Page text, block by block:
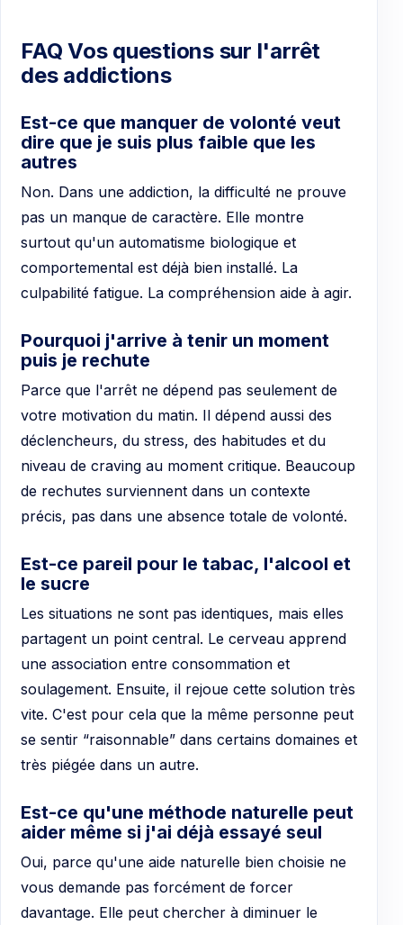
FAQ Vos questions sur l'arrêt
des addictions
Est-ce que manquer de volonté veut
dire que je suis plus faible que les
autres
Non. Dans une addiction, la difficulté ne prouve
pas un manque de caractère. Elle montre
surtout qu'un automatisme biologique et
comportemental est déjà bien installé. La
culpabilité fatigue. La compréhension aide à agir.
Pourquoi j'arrive à tenir un moment
puis je rechute
Parce que l'arrêt ne dépend pas seulement de
votre motivation du matin. Il dépend aussi des
déclencheurs, du stress, des habitudes et du
niveau de craving au moment critique. Beaucoup
de rechutes surviennent dans un contexte
précis, pas dans une absence totale de volonté.
Est-ce pareil pour le tabac, l'alcool et
le sucre
Les situations ne sont pas identiques, mais elles
partagent un point central. Le cerveau apprend
une association entre consommation et
soulagement. Ensuite, il rejoue cette solution très
vite. C'est pour cela que la même personne peut
se sentir “raisonnable” dans certains domaines et
très piégée dans un autre.
Est-ce qu'une méthode naturelle peut
aider même si j'ai déjà essayé seul
Oui, parce qu'une aide naturelle bien choisie ne
vous demande pas forcément de forcer
davantage. Elle peut chercher à diminuer le